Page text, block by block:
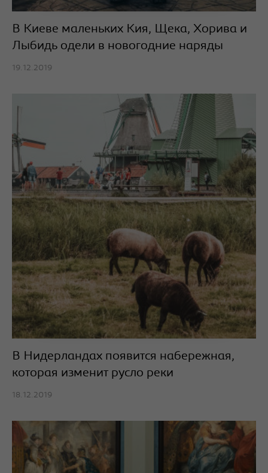
В Киеве маленьких Кия, Щека, Хорива и
Лыбидь одели в новогодние наряды
19.12.2019
В Нидерландах появится набережная,
которая изменит русло реки
18.12.2019